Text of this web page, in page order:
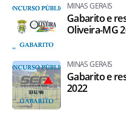
MINAS GERAIS
Gabarito e
Oliveira-MG
MINAS GERAIS
Gabarito e
2022